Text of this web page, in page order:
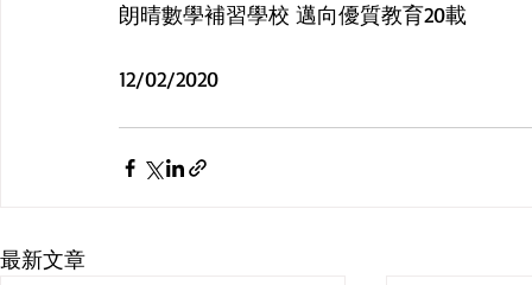
朗晴數學補習學校 邁向優質教育20載
12/02/2020
最新文章